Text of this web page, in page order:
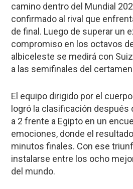
camino dentro del Mundial
confirmado al rival que
de final. Luego de superar un
compromiso en los octavos
albiceleste se medirá con
a las semifinales del
El equipo dirigido por el
logró la clasificación después
a 2 frente a Egipto en un
emociones, donde el
minutos finales. Con ese
instalarse entre los ocho
del mundo.